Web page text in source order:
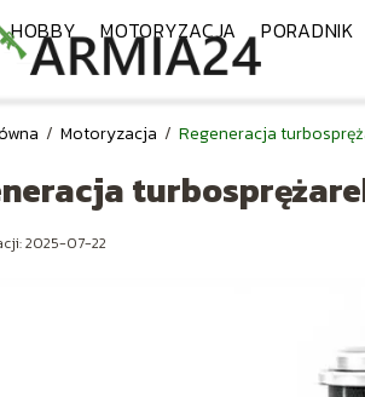
HOBBY MOTORYZACJA PORADNIK
/ Motoryzacja / Regeneracja
2025-07-22